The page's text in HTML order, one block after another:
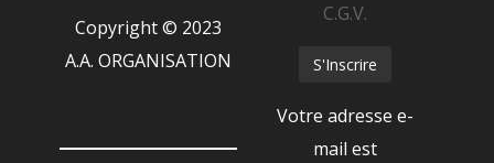
Copyright © 2023
A.A. ORGANISATION
C.G.V.
Votre adresse e-
mail est